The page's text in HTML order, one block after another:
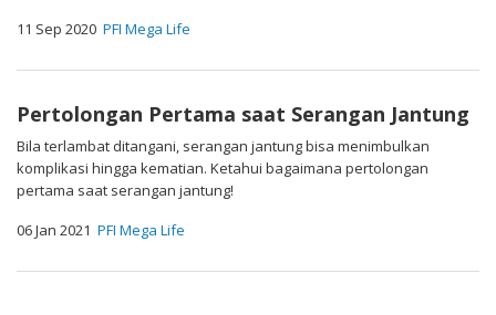
11 Sep 2020 PFI Mega Life
Pertolongan Pertama saat Serangan Jantung
Bila terlambat ditangani, serangan jantung bisa menimbulkan
komplikasi hingga kematian. Ketahui bagaimana pertolongan
pertama saat serangan jantung!
06 Jan 2021 PFI Mega Life